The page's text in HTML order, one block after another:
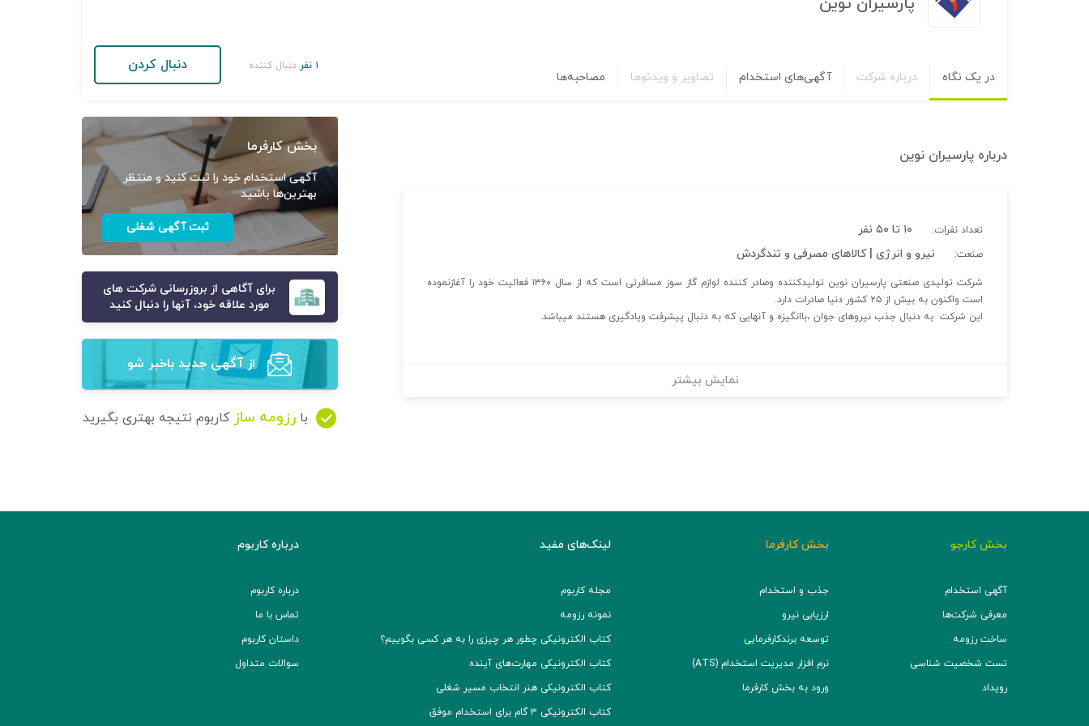
در یک نگاه درباره شرکت آگهی‌های استخدام تصاویر و ویدئوها مصاحبه‌ها
۱ نفر دنبال کننده دنبال کردن
درباره پارسیران نوین
تعداد نفرات: ۱۰ تا ۵۰ نفر
صنعت: نیرو و انرژی | کالاهای مصرفی و تندگردش
شرکت تولیدی صنعتی پارسیران نوین تولیدکننده وصادر کننده لوازم گاز سوز مسافرتی است که از سال ۱۳۶۰ فعالیت خود را آغازنموده
است واکنون به بیش از ۲۵ کشور دنیا صادرات دارد.
این شرکت به دنبال جذب نیروهای جوان ،باانگیزه و آنهایی که به دنبال پیشرفت ویادگیری هستند میباشد.
نمایش بیشتر
بخش کارفرما
آگهی استخدام خود را ثبت کنید و منتظر
بهترین‌ها باشید
ثبت آگهی شغلی
برای آگاهی از بروزرسانی شرکت های
مورد علاقه خود، آنها را دنبال کنید
از آگهی‌ جدید باخبر شو
با رزومه ساز کاربوم نتیجه بهتری بگیرید
بخش کارجو
آگهی استخدام
معرفی شرکت‌ها
ساخت رزومه
تست شخصیت شناسی
رویداد
بخش کارفرما
جذب و استخدام
ارزیابی نیرو
توسعه برند‌کارفرمایی
نرم افزار مدیریت استخدام (ATS)
ورود به بخش کارفرما
لینک‌های مفید
مجله کاربوم
نمونه رزومه
کتاب الکترونیکی چطور هر چیزی را به هر کسی بگوییم؟
کتاب الکترونیکی مهارت‌های آینده
کتاب الکترونیکی هنر انتخاب مسیر شغلی
کتاب الکترونیکی ۳ گام برای استخدام موفق
درباره کاربوم
درباره کاربوم
تماس با ما
داستان کاربوم
سوالات متداول